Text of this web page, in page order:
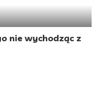
nie wychodząc z